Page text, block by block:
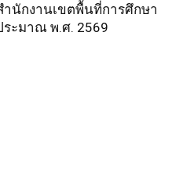
ำนักงานเขตพื้นที่การศึกษา
ระมาณ พ.ศ. 2569